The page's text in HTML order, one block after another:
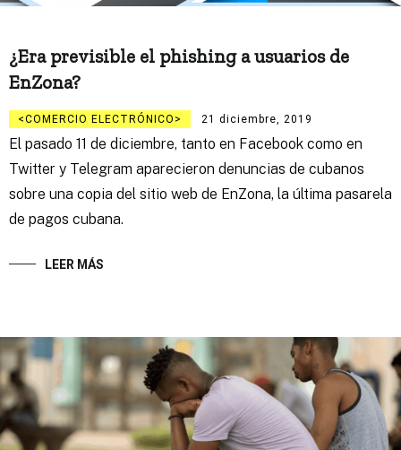
¿Era previsible el phishing a usuarios de
EnZona?
COMERCIO ELECTRÓNICO 21 diciembre, 2019
El pasado 11 de diciembre, tanto en Facebook como en
Twitter y Telegram aparecieron denuncias de cubanos
sobre una copia del sitio web de EnZona, la última pasarela
de pagos cubana.
LEER MÁS